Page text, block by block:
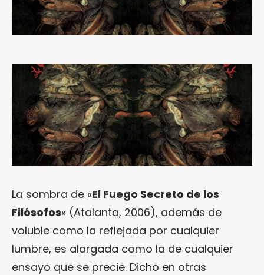
La sombra de «El Fuego Secreto de los
Filósofos» (Atalanta, 2006), además de
voluble como la reflejada por cualquier
lumbre, es alargada como la de cualquier
ensayo que se precie. Dicho en otras